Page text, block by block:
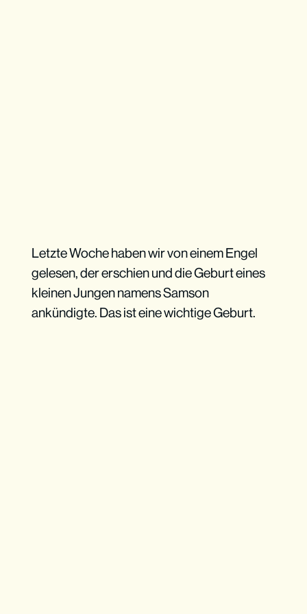
Letzte Woche haben wir von einem Engel
gelesen, der erschien und die Geburt eines
kleinen Jungen namens Samson
ankündigte. Das ist eine wichtige Geburt.